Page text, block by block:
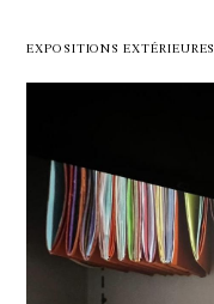
EXPOSITIONS EXTÉRIEURES